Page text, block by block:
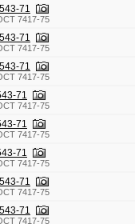
71
7417-75
71
7417-75
71
7417-75
71
7417-75
71
7417-75
71
7417-75
71
7417-75
71
7417-75